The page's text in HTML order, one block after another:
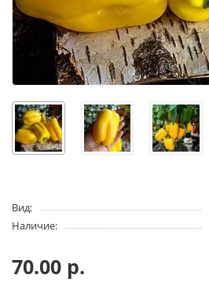
Вид:
Наличие:
70.00 р.